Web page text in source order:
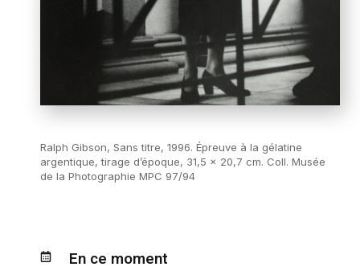
Ralph Gibson, Sans titre, 1996. Épreuve à la gélatine
argentique, tirage d’époque, 31,5 x 20,7 cm. Coll. Musée
de la Photographie MPC 97/94
En ce moment